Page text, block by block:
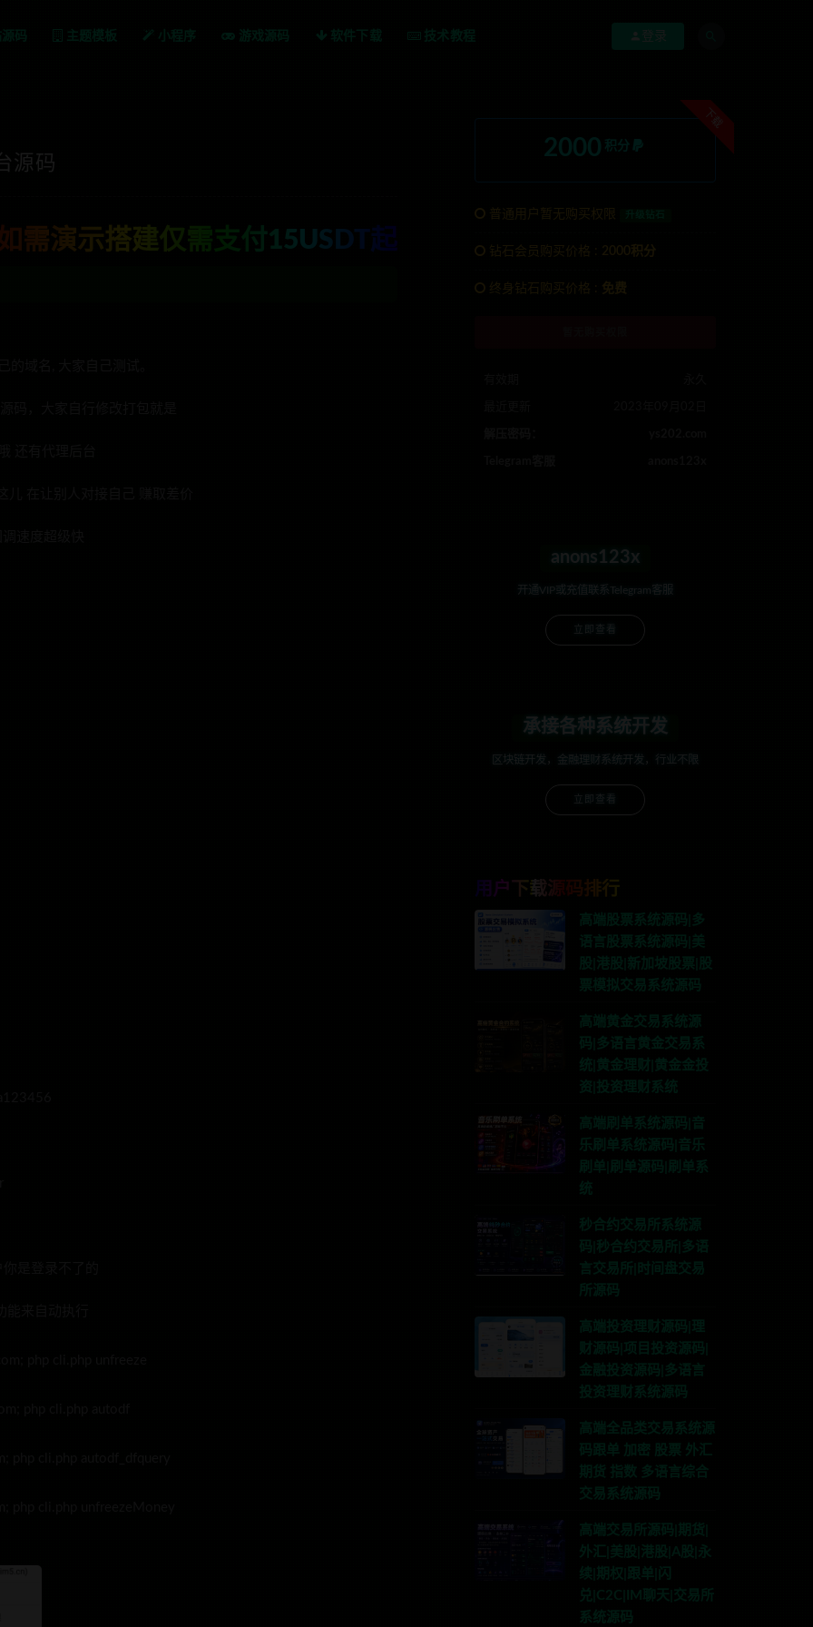
码 主题模板 小程序 游戏源码 软件下载 技术教程 登录
源码
需演示搭建仅需支付15USDT起
承接各种系统开发
下载
2000 积分
普通用户暂无购买权限
钻石会员购买价格 : 2000积分
终身钻石购买价格 : 免费
anons123x
开通VIP或充值联系Telegram客服
立即查看
承接各种系统开发
区块链开发，金融理财系统开发，行业不限
立即查看
用户下载源码排行
高端股票系统源码|多
语言股票系统源码|美
股|港股|新加坡股票|股
票模拟交易系统源码
高端黄金交易系统源
码|多语言黄金交易系
统|黄金理财|黄金金投
资|投资理财系统
高端刷单系统源码|音
乐刷单系统源码|音乐
刷单|刷单源码|刷单系
统
秒合约交易所系统源
码|秒合约交易所|多语
言交易所|时间盘交易
所源码
高端投资理财源码|理
财源码|项目投资源码|
金融投资源码|多语言
投资理财系统源码
高端全品类交易系统源
码跟单 加密 股票 外汇
期货 指数 多语言综合
交易系统源码
高端交易所源码|期货|
外汇|美股|港股|A股|永
续|期权|跟单|闪
兑|C2C|IM聊天|交易所
系统源码